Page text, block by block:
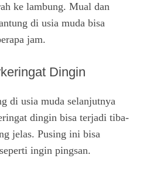
ke lambung. Mual dan
di usia muda bisa
jam.
Dingin
di usia muda selanjutnya
dingin bisa terjadi tiba-
jelas. Pusing ini bisa
ingin pingsan.